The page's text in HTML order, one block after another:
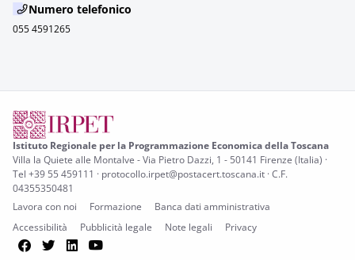
Numero telefonico
055 4591265
Istituto Regionale per la Programmazione Economica della Toscana
Villa la Quiete alle Montalve - Via Pietro Dazzi, 1 - 50141 Firenze (Italia) ·
Tel +39 55 459111 · protocollo.irpet@postacert.toscana.it · C.F.
04355350481
Lavora con noi
Formazione
Banca dati amministrativa
Accessibilità
Pubblicità legale Note legali Privacy
Facebook
TwitterLinkedIn